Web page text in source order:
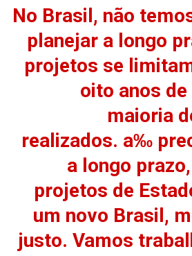
No Brasil, não
planejar a longo
projetos se
oito anos
maioria
realizados. a‰
a longo
projetos de
um novo Brasil,
justo. Vamos